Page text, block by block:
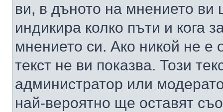
ви, в дъното на мнението ви
индикира колко пъти и кога
мнението си. Ако никой не е
текст не ви показва. Този
администратор или
най-вероятно ще оставят